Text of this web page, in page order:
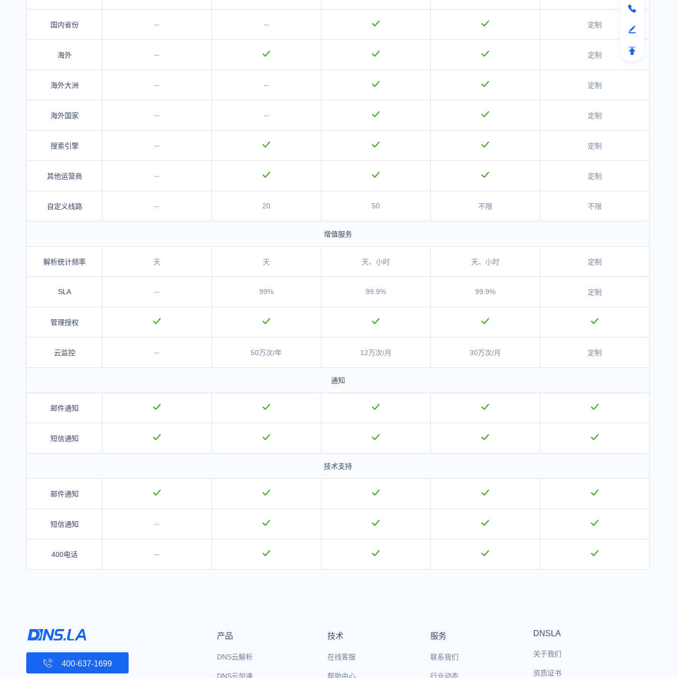
国内省份 -- -- 定制
海外 -- 定制
海外大洲 -- -- 定制
海外国家 -- -- 定制
搜索引擎 -- 定制
其他运营商 -- 定制
自定义线路 -- 20 50 不限 不限
增值服务
解析统计频率 天 天 天、小时 天、小时 定制
SLA -- 99% 99.9% 99.9% 定制
管理授权
云监控 -- 50万次/年 12万次/月 30万次/月 定制
通知
邮件通知
短信通知
技术支持
邮件通知
短信通知 --
400电话 --
400-637-1699
产品
DNS云解析
DNS云加速
技术
在线客服
帮助中心
服务
联系我们
行业动态
DNSLA
关于我们
资质证书